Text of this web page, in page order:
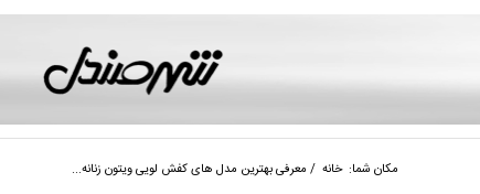
مکان شما: خانه / معرفی بهترین مدل های کفش لویی ویتون زنانه...